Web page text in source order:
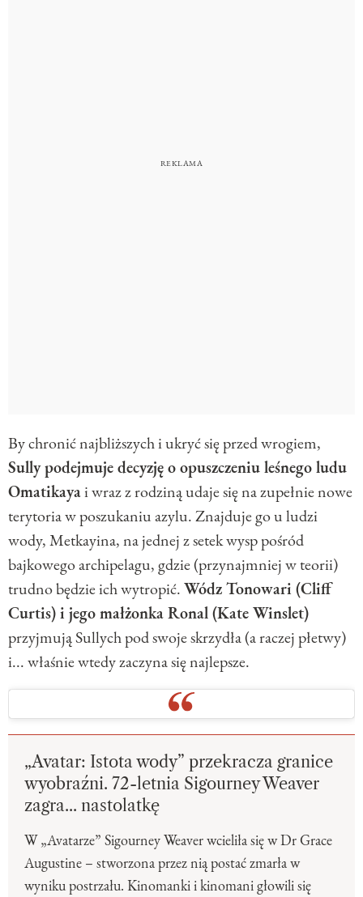
By chronić najbliższych i ukryć się przed wrogiem,
Sully podejmuje decyzję o opuszczeniu leśnego ludu
Omatikayai wraz z rodziną udaje się na zupełnie nowe
terytoria w poszukaniu azylu. Znajduje go u ludzi
wody, Metkayina, na jednej z setek wysp pośród
bajkowego archipelagu, gdzie (przynajmniej w teorii)
trudno będzie ich wytropić.Wódz Tonowari (Cliff
Curtis) i jego małżonka Ronal (Kate Winslet)
przyjmują Sullych pod swoje skrzydła (a raczej płetwy)
i... właśnie wtedy zaczyna się najlepsze.
„Avatar: Istota wody” przekracza granice
wyobraźni. 72-letnia Sigourney Weaver
zagra... nastolatkę
W „Avatarze” Sigourney Weaver wcieliła się w Dr Grace
Augustine – stworzona przez nią postać zmarła w
wyniku postrzału. Kinomanki i kinomani głowili się